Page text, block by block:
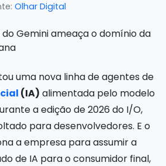
Olhar Digital
uma nova linha de agentes de
(IA) alimentada pelo modelo
a edição de 2026 do I/O,
para desenvolvedores. E o
a empresa para assumir a
de IA para o consumidor final,